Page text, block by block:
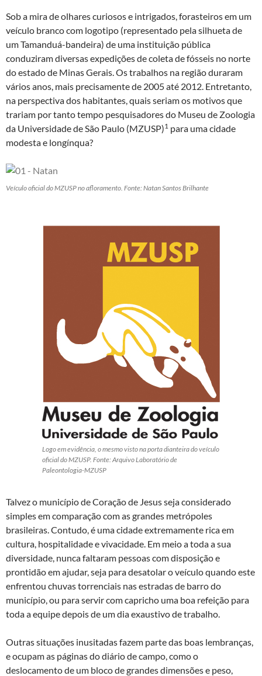
Sob a mira de olhares curiosos e intrigados, forasteiros em um
veículo branco com logotipo (representado pela silhueta de
um Tamanduá-bandeira) de uma instituição pública
conduziram diversas expedições de coleta de fósseis no norte
do estado de Minas Gerais. Os trabalhos na região duraram
vários anos, mais precisamente de 2005 até 2012. Entretanto,
na perspectiva dos habitantes, quais seriam os motivos que
trariam por tanto tempo pesquisadores do Museu de Zoologia
da Universidade de São Paulo (MZUSP)1 para uma cidade
modesta e longínqua?
Veículo oficial do MZUSP no afloramento. Fonte: Natan Santos Brilhante
Logo em evidência, o mesmo visto na porta dianteira do veículo
oficial do MZUSP. Fonte: Arquivo Laboratório de
Paleontologia-MZUSP
Talvez o município de Coração de Jesus seja considerado
simples em comparação com as grandes metrópoles
brasileiras. Contudo, é uma cidade extremamente rica em
cultura, hospitalidade e vivacidade. Em meio a toda a sua
diversidade, nunca faltaram pessoas com disposição e
prontidão em ajudar, seja para desatolar o veículo quando este
enfrentou chuvas torrenciais nas estradas de barro do
município, ou para servir com capricho uma boa refeição para
toda a equipe depois de um dia exaustivo de trabalho.
Outras situações inusitadas fazem parte das boas lembranças,
e ocupam as páginas do diário de campo, como o
deslocamento de um bloco de grandes dimensões e peso,